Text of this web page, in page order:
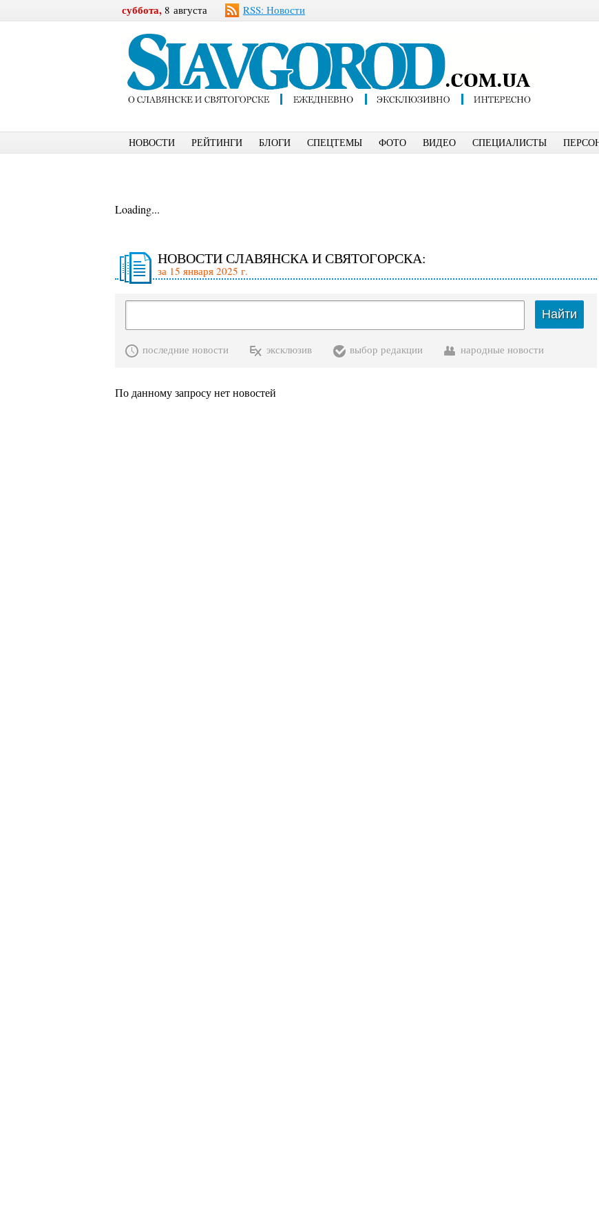
суббота, 8 августа RSS: Новости
НОВОСТИ РЕЙТИНГИ БЛОГИ СПЕЦТЕМЫ ФОТО ВИДЕО СПЕЦИАЛИСТЫ
Loading...
НОВОСТИ СЛАВЯНСКА И СВЯТОГОРСКА:
за 15 января 2025 г.
Найти
последние новости эксклюзив выбор редакции народные новости
По данному запросу нет новостей